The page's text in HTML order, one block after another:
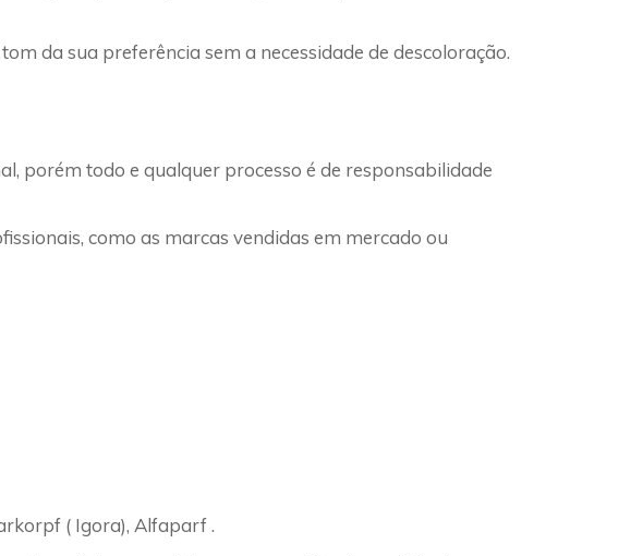
da sua preferência sem a necessidade de descoloração.
porém todo e qualquer processo é de responsabilidade
como as marcas vendidas em mercado ou
( Igora), Alfaparf .